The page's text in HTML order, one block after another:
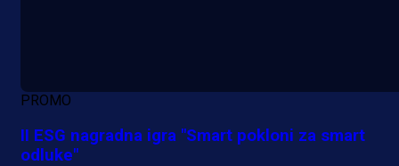
PROMO
II ESG nagradna igra "Smart pokloni za smart
odluke"